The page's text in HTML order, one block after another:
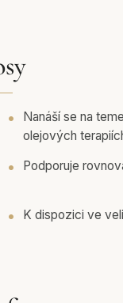
Nanáší se na
olejových
Podporuje
K dispozici ve